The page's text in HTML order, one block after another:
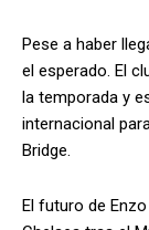
Pese a haber
el esperado. El
la temporada y
internacional
Bridge.
El futuro de